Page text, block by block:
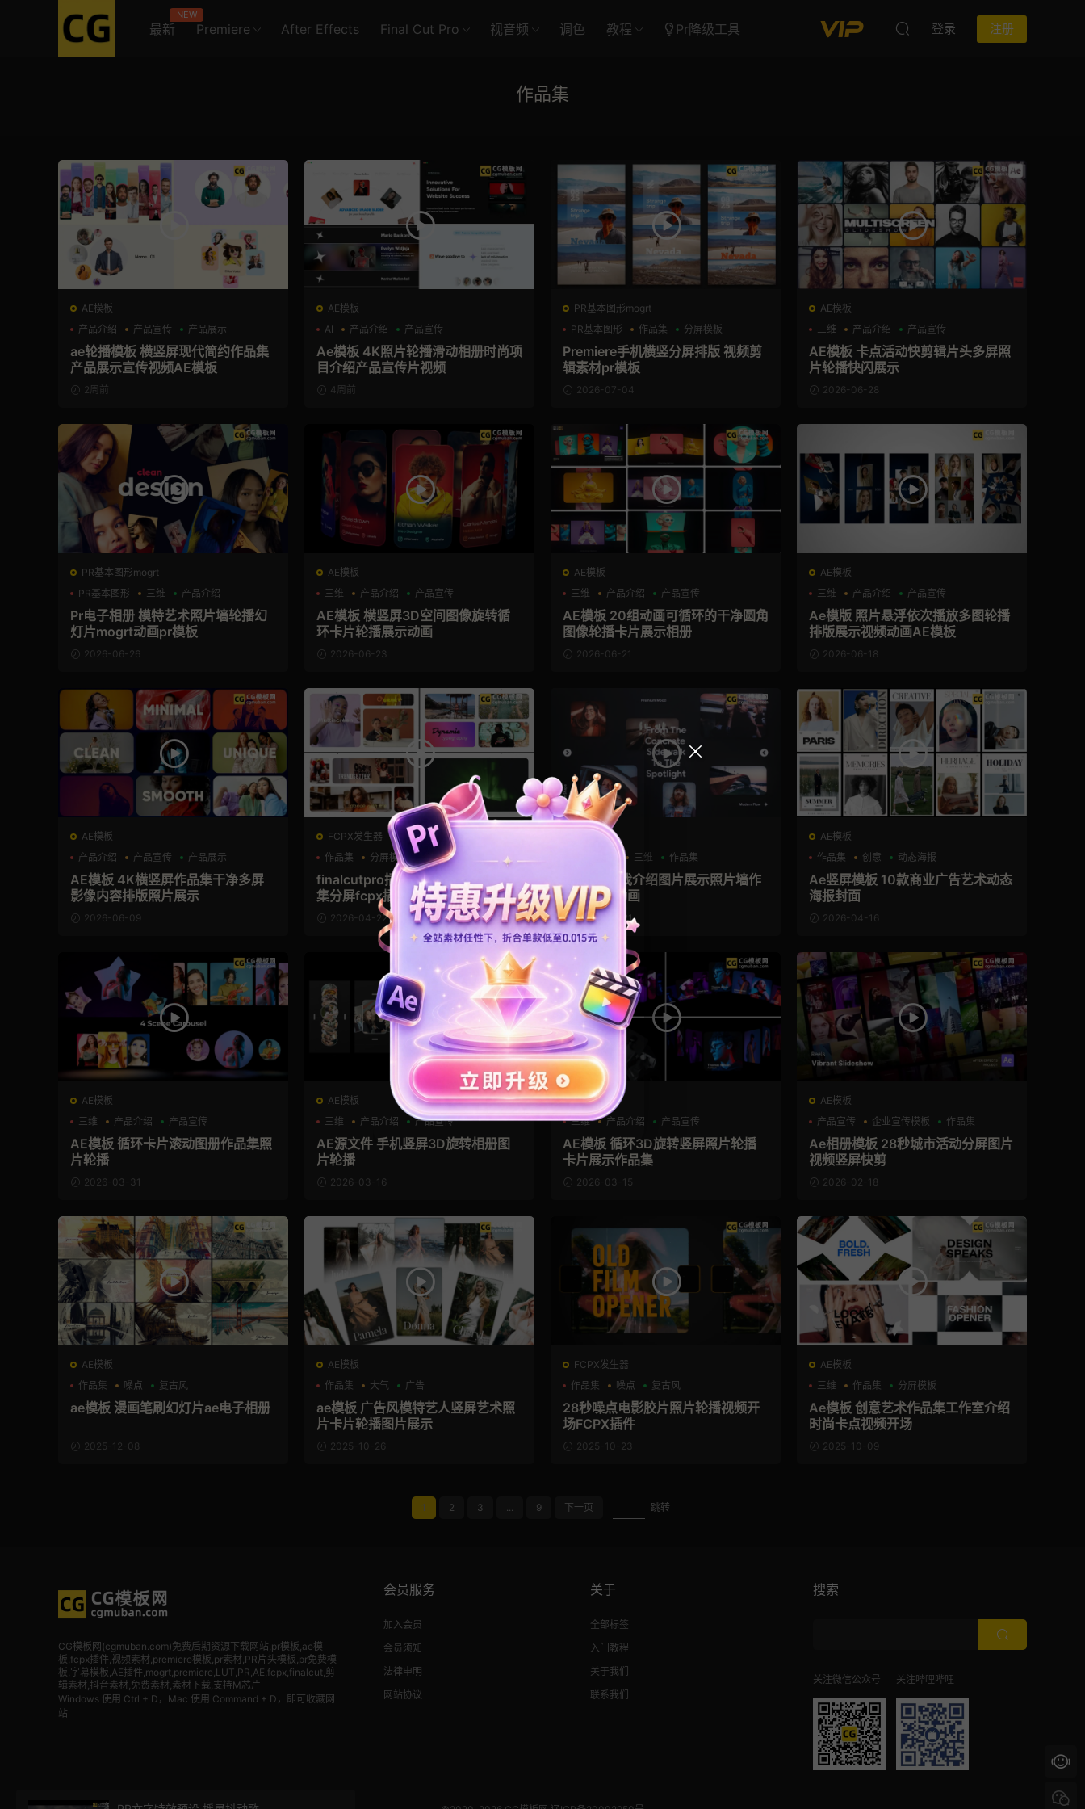
最新
NEW
Premiere After Effects Final Cut Pro 视音频 调色 教程 Pr降级工具 登录 注册
作品集
AE模板
产品介绍
产品宣传 产品展示
ae轮播模板 横竖屏现代简约作品集
产品展示宣传视频AE模板
2周前
AE模板
AI
产品介绍 产品宣传
Ae模板 4K照片轮播滑动相册时尚项
目介绍产品宣传片视频
4周前
PR基本图形mogrt
PR基本图形
作品集 分屏模板
Premiere手机横竖分屏排版 视频剪
辑素材pr模板
2026-07-04
AE模板
三维
产品介绍 产品宣传
AE模板 卡点活动快剪辑片头多屏照
片轮播快闪展示
2026-06-28
PR基本图形mogrt
PR基本图形
三维 产品介绍
Pr电子相册 模特艺术照片墙轮播幻
灯片mogrt动画pr模板
2026-06-26
AE模板
三维
产品介绍 产品宣传
AE模板 横竖屏3D空间图像旋转循
环卡片轮播展示动画
2026-06-23
AE模板
三维
产品介绍 产品宣传
AE模板 20组动画可循环的干净圆角
图像轮播卡片展示相册
2026-06-21
AE模板
三维
产品介绍 产品宣传
Ae模版 照片悬浮依次播放多图轮播
排版展示视频动画AE模板
2026-06-18
AE模板
产品介绍
产品宣传 产品展示
AE模板 4K横竖屏作品集干净多屏
影像内容排版照片展示
2026-06-09
FCPX发生器
作品集
分屏模板 品牌宣传
finalcutpro插件 时尚活动快剪作品
集分屏fcpx插件
2026-04-22
AE模板
三维 作品集
ae模板 自我介绍图片展示照片墙作
品集片头动画
2026-04-21
AE模板
作品集
创意 动态海报
Ae竖屏模板 10款商业广告艺术动态
海报封面
2026-04-16
AE模板
三维
产品介绍 产品宣传
AE模板 循环卡片滚动图册作品集照
片轮播
2026-03-31
AE模板
三维
产品介绍 产品宣传
AE源文件 手机竖屏3D旋转相册图
片轮播
2026-03-16
AE模板
三维
产品介绍 产品宣传
AE模板 循环3D旋转竖屏照片轮播
卡片展示作品集
2026-03-15
AE模板
产品宣传
企业宣传模板 作品集
Ae相册模板 28秒城市活动分屏图片
视频竖屏快剪
2026-02-18
AE模板
作品集
噪点 复古风
ae模板 漫画笔刷幻灯片ae电子相册
2025-12-08
AE模板
作品集
大气 广告
ae模板 广告风模特艺人竖屏艺术照
片卡片轮播图片展示
2025-10-26
FCPX发生器
作品集
噪点 复古风
28秒噪点电影胶片照片轮播视频开
场FCPX插件
2025-10-23
AE模板
三维
作品集 分屏模板
Ae模板 创意艺术作品集工作室介绍
时尚卡点视频开场
2025-10-09
1 2 3 ... 9 下一页 跳转
CG模板网(cgmuban.com)免费后期资源下载网站,pr模板,ae模
板,fcpx插件,视频素材,premiere模板,pr素材,PR片头模板,pr免费模
板,字幕模板,AE插件,mogrt,premiere,LUT,PR,AE,fcpx,finalcut,剪
辑素材,抖音素材,免费素材,素材下载,支持M芯片
Windows 使用 Ctrl + D，Mac 使用 Command + D，即可收藏网
站
会员服务
加入会员
会员须知
法律申明
网站协议
关于
全部标签
入门教程
关于我们
联系我们
搜索
关注微信公众号 关注哔哩哔哩